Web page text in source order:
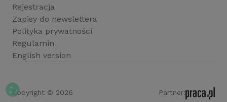
Rejestracja
Zapisy do newslettera
Polityka prywatności
Regulamin
English version
Copyright © 2026 Partner: